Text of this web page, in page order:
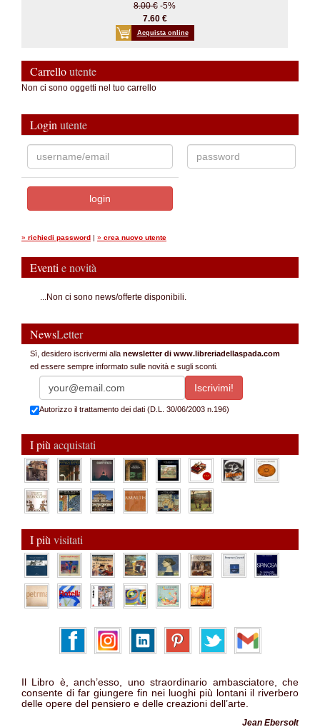
8.00 € -5%
7.60 €
Acquista online
Carrelloutente
Non ci sono oggetti nel tuo carrello
Login utente
» richiedi password | » crea nuovo utente
Eventi e novità
...Non ci sono news/offerte disponibili.
NewsLetter
Sì, desidero iscrivermi alla newsletter di www.libreriadellaspada.com
ed essere sempre informato sulle novità e sugli sconti.
Autorizzo il trattamento dei dati (D.L. 30/06/2003 n.196)
I più acquistati
I più visitati
Il Libro è, anch’esso, uno straordinario ambasciatore, che
consente di far giungere fin nei luoghi più lontani il riverbero
delle opere del pensiero e delle creazioni dell’arte.
Jean Ebersolt